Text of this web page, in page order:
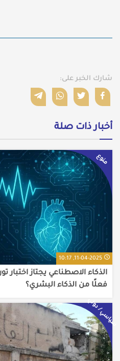
شارك الخبر على:
أخبار ذات صلة
منوع
11-04-2025, 10:17
الذكاء الاصطناعي يجتاز اختبار
فعلًا من الذكاء البشري؟
سياسي / دولي